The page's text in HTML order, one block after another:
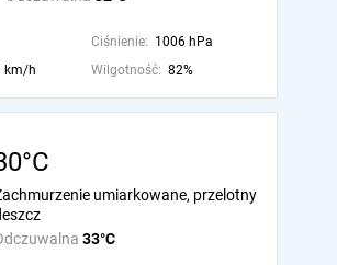
Ciśnienie: 1006 hPa
km/h Wilgotność: 82%
33°C
umiarkowane, przelotny